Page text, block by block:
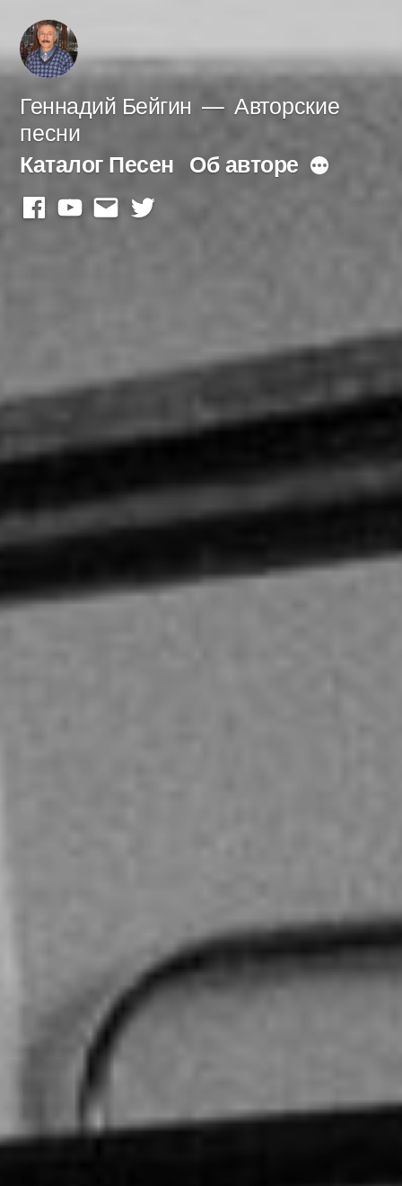
Перейти
к
содержимому
Геннадий Бейгин
Авторские
песни
Каталог Песен Об авторе Больше
facebook
youtube
mail twitter